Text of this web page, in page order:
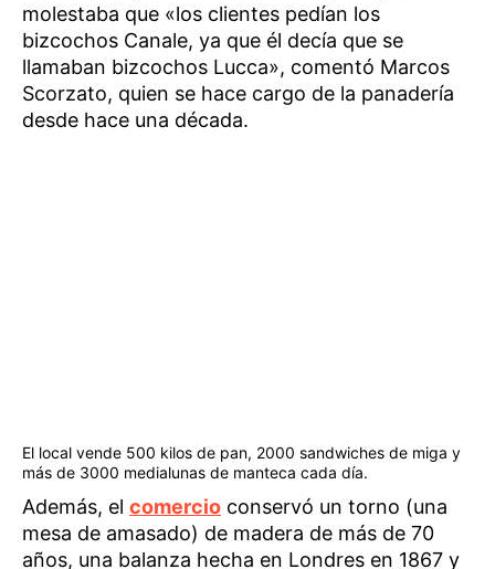
molestaba que «los clientes pedían los
bizcochos Canale, ya que él decía que se
llamaban bizcochos Lucca», comentó Marcos
Scorzato, quien se hace cargo de la panadería
desde hace una década.
El local vende 500 kilos de pan, 2000 sandwiches de miga y
más de 3000 medialunas de manteca cada día.
Además, el comercio conservó un torno (una
mesa de amasado) de madera de más de 70
años, una balanza hecha en Londres en 1867 y